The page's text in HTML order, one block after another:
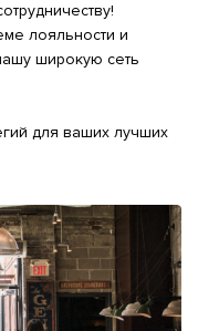
лояльности и
широкую сеть
для ваших лучших